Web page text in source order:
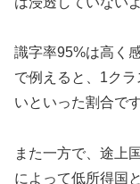
識字率95%は高く
で例えると、1ク
いといった割合です
また一方で、途上
によって低所得国